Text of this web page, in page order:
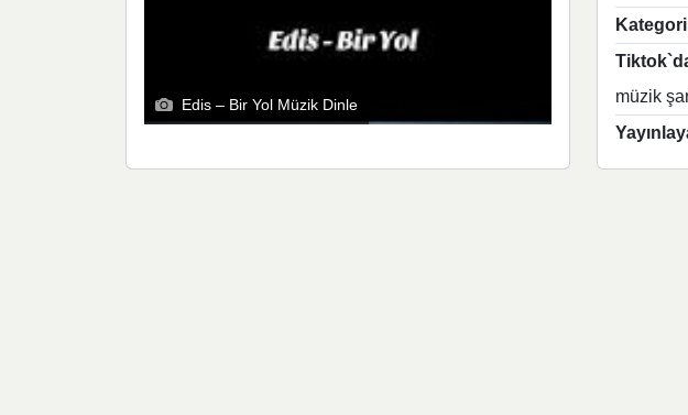
Edis – Bir Yol Müzik Dinle
müzik